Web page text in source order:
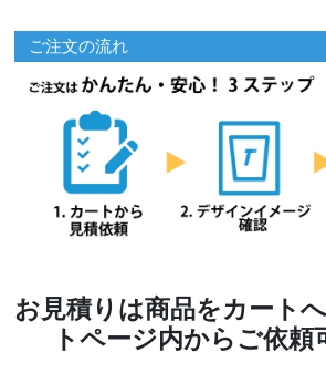
ご注文の流れ
お見積りは商品をカート
トページ内からご依頼